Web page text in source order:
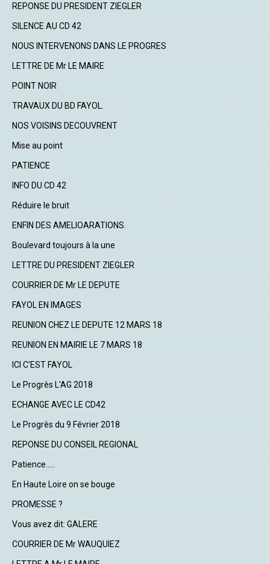
REPONSE DU PRESIDENT ZIEGLER
SILENCE AU CD 42
NOUS INTERVENONS DANS LE PROGRES
LETTRE DE Mr LE MAIRE
POINT NOIR
TRAVAUX DU BD FAYOL.
NOS VOISINS DECOUVRENT
Mise au point
PATIENCE
INFO DU CD 42
Réduire le bruit
ENFIN DES AMELIOARATIONS.
Boulevard toujours à la une
LETTRE DU PRESIDENT ZIEGLER
COURRIER DE Mr LE DEPUTE
FAYOL EN IMAGES
REUNION CHEZ LE DEPUTE 12 MARS 18
REUNION EN MAIRIE LE 7 MARS 18
ICI C'EST FAYOL
Le Progrès L'AG 2018
ECHANGE AVEC LE CD42
Le Progrès du 9 Février 2018
REPONSE DU CONSEIL REGIONAL
Patience.....
En Haute Loire on se bouge
PROMESSE ?
Vous avez dit: GALERE
COURRIER DE Mr WAUQUIEZ